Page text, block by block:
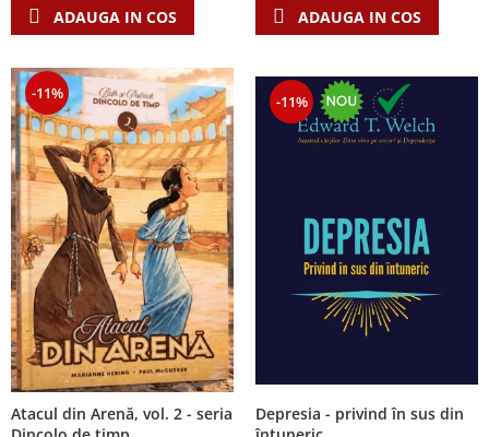
Leadership
Mediu
Sanatate / nutritie
ADAUGA IN COS ADAUGA IN COS
-11%
Atacul din Arenă, vol. 2 - seria
-11%
Depresia - privind în sus din